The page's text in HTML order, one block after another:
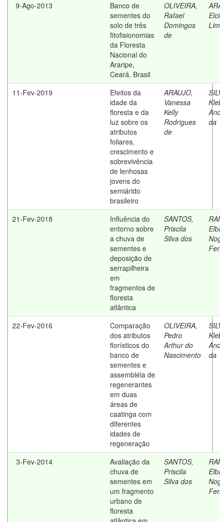
9-Ago-2013
Banco de
sementes do
solo de três
fitofisionomias
da Floresta
Nacional do
Araripe,
Ceará, Brasil
OLIVEIRA,
Rafael
Domingos
de
11-Fev-2019
Efeitos da
idade da
floresta e da
luz sobre os
atributos
foliares,
crescimento e
sobrevivência
de lenhosas
jovens do
semiárido
brasileiro
ARAUJO,
Vanessa
Kelly
Rodrigues
de
da
21-Fev-2018
Influência do
entorno sobre
a chuva de
sementes e
deposição de
serrapilheira
em
fragmentos de
floresta
atlântica
SANTOS,
Priscila
Silva dos
22-Fev-2016
Comparação
dos atributos
florísticos do
banco de
sementes e
assembléia de
regenerantes
em duas
áreas de
caatinga com
diferentes
idades de
regeneração
OLIVEIRA,
Pedro
Arthur do
Nascimento
da
3-Fev-2014
Avaliação da
chuva de
sementes em
um fragmento
urbano de
floresta
SANTOS,
Priscila
Silva dos